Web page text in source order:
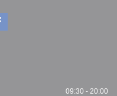
09:30 - 20:00